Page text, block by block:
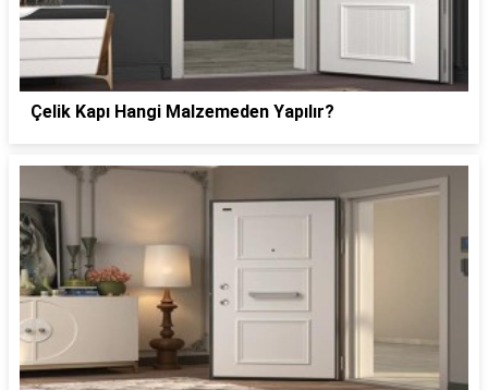
Çelik Kapı Hangi Malzemeden Yapılır?